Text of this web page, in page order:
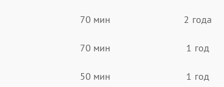
70 мин 2 года
70 мин 1 год
50 мин 1 год